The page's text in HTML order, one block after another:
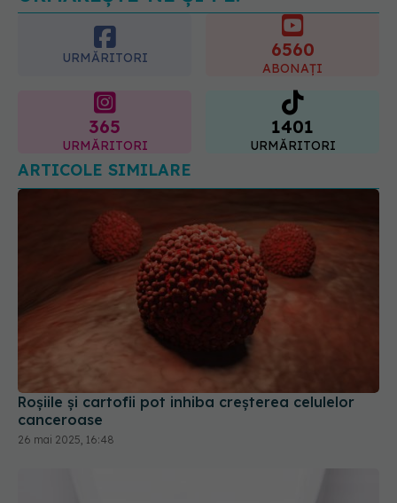
URMĂRITORI 6560
ABONAȚI
365
URMĂRITORI
1401
URMĂRITORI
ARTICOLE SIMILARE
Roșiile și cartofii pot inhiba creșterea celulelor
canceroase
26 mai 2025, 16:48